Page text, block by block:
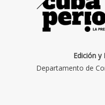
Edición y
Departamento de